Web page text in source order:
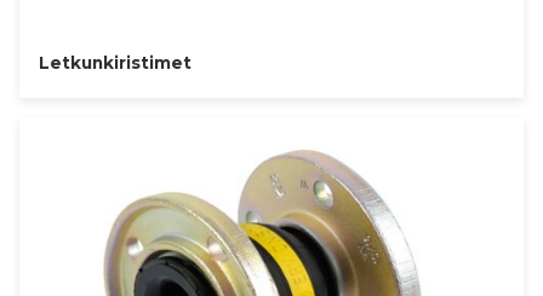
Letkunkiristimet